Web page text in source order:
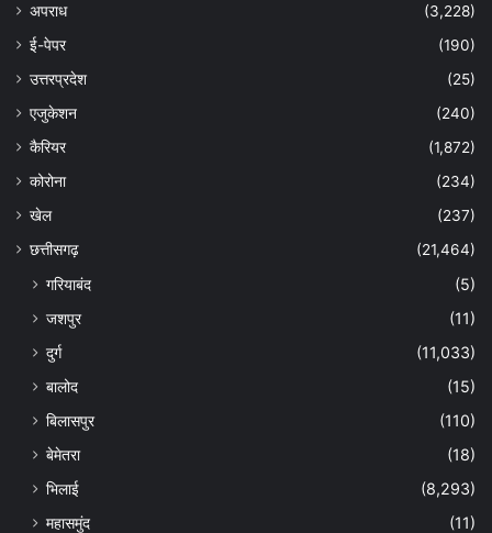
अपराध
(3,228)
ई-पेपर
(190)
उत्तरप्रदेश
(25)
एजुकेशन
(240)
कैरियर
(1,872)
कोरोना
(234)
खेल
(237)
छत्तीसगढ़
(21,464)
गरियाबंद
(5)
जशपुर
(11)
दुर्ग
(11,033)
बालोद
(15)
बिलासपुर
(110)
बेमेतरा
(18)
भिलाई
(8,293)
महासमुंद
(11)